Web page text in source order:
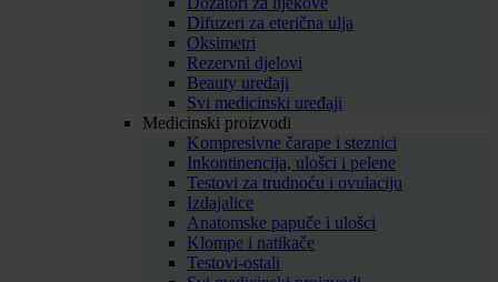
Difuzeri za eterična ulja
Oksimetri
Rezervni djelovi
Beauty uređaji
Svi medicinski uređaji
Medicinski proizvodi
Kompresivne čarape i steznici
Inkontinencija, ulošci i pelene
Testovi za trudnoću i ovulaciju
Izdajalice
Anatomske papuče i ulošci
Klompe i natikače
Testovi-ostali